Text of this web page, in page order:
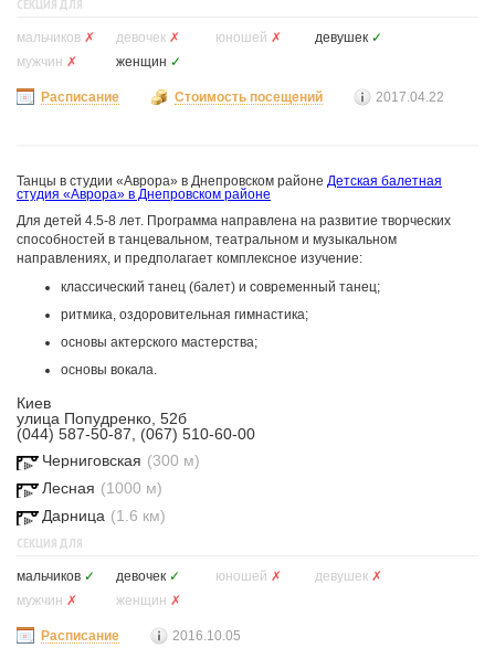
СЕКЦИЯ ДЛЯ
мальчиков ✗ девочек ✗ юношей ✗ девушек ✓
мужчин ✗ женщин ✓
Расписание Стоимость посещений 2017.04.22
Танцы в студии «Аврора» в Днепровском районе Детская балетная
студия «Аврора» в Днепровском районе
Для детей 4.5-8 лет. Программа направлена на развитие творческих
способностей в танцевальном, театральном и музыкальном
направлениях, и предполагает комплексное изучение:
классический танец (балет) и современный танец;
ритмика, оздоровительная гимнастика;
основы актерского мастерства;
основы вокала.
Киев
улица Попудренко, 52б
(044) 587-50-87, (067) 510-60-00
Черниговская (300 м)
Лесная (1000 м)
Дарница (1.6 км)
СЕКЦИЯ ДЛЯ
мальчиков ✓ девочек ✓ юношей ✗ девушек ✗
мужчин ✗ женщин ✗
Расписание 2016.10.05